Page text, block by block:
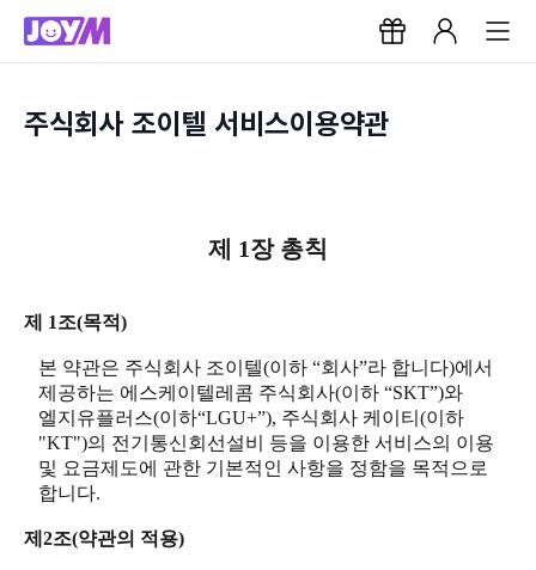
주식회사 조이텔 서비스이용약관
제 1장 총칙
제 1조(목적)
본 약관은 주식회사 조이텔(이하 “회사”라 합니다)에서
제공하는 에스케이텔레콤 주식회사(이하 “SKT”)와
엘지유플러스(이하“LGU+”), 주식회사 케이티(이하
"KT")의 전기통신회선설비 등을 이용한 서비스의 이용
및 요금제도에 관한 기본적인 사항을 정함을 목적으로
합니다.
제2조(약관의 적용)